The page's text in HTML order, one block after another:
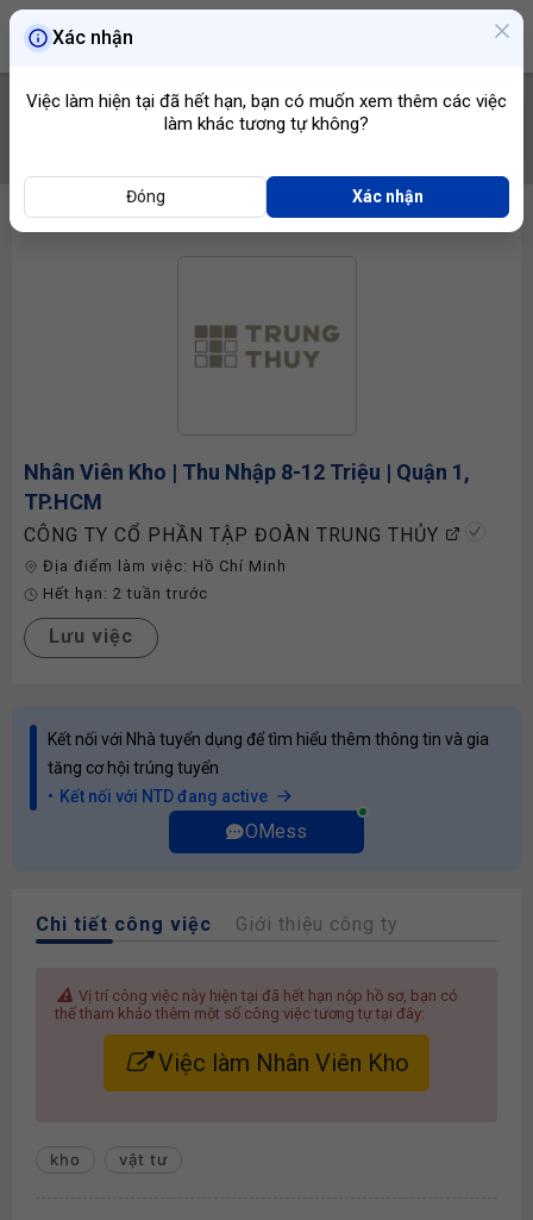
Nhân Viên Kho | Thu Nhập 8-12 Triệu | Quận 1,
TP.HCM
CÔNG TY CỔ PHẦN TẬP ĐOÀN TRUNG THỦY
Địa điểm làm việc: Hồ Chí Minh
Hết hạn: 2 tuần trước
Lưu việc
Kết nối với Nhà tuyển dụng để tìm hiểu thêm thông tin và gia
tăng cơ hội trúng tuyển
Kết nối với NTD đang active
OMess
Chi tiết công việc Giới thiệu công ty
Vị trí công việc này hiện tại đã hết hạn nộp hồ sơ, bạn có
thể tham khảo thêm một số công việc tương tự tại đây:
Việc làm Nhân Viên Kho
kho vật tư
Xác nhận
Việc làm hiện tại đã hết hạn, bạn có muốn xem thêm các việc
làm khác tương tự không?
Đóng Xác nhận